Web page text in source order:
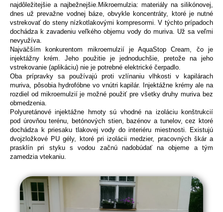
najdôležitejšie a najbežnejšie.Mikroemulzia: materiály na silikónovej,
dnes už prevažne vodnej báze, obvykle koncentráty, ktoré je nutné
vstrekovať do steny nízkotlakovými kompresormi. V týchto prípadoch
dochádza k zavadeniu veľkého objemu vody do muriva. Už sa veľmi
nevyužíva.
Najväčším konkurentom mikroemulzií je AquaStop Cream, čo je
injektážny krém. Jeho použitie je jednoduchšie, pretože na jeho
vstrekovanie (aplikáciu) nie je potrebné elektrické čerpadlo.
Oba prípravky sa používajú proti vzlínaniu vlhkosti v kapilárach
muriva, pôsobia hydrofóbne vo vnútri kapilár. Injektážne krémy ale na
rozdiel od mikroemulzií je možné použiť pre všetky druhy muriva bez
obmedzenia.
Polyuretánové injektážne hmoty sú vhodné na izoláciu konštrukcií
pod úrovňou terénu, betónových stien, bazénov a tunelov, cez ktoré
dochádza k priesaku tlakovej vody do interiéru miestnosti. Existujú
dvojzložkové PU gély, ktoré pri izolácii medzier, pracovných škár a
prasklín pri styku s vodou začnú nadobúdať na objeme a tým
zamedzia vtekaniu.